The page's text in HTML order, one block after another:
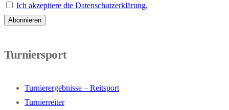
Ich akzeptiere die Datenschutzerklärung.
Turniersport
Turnierergebnisse – Reitsport
Turnierreiter